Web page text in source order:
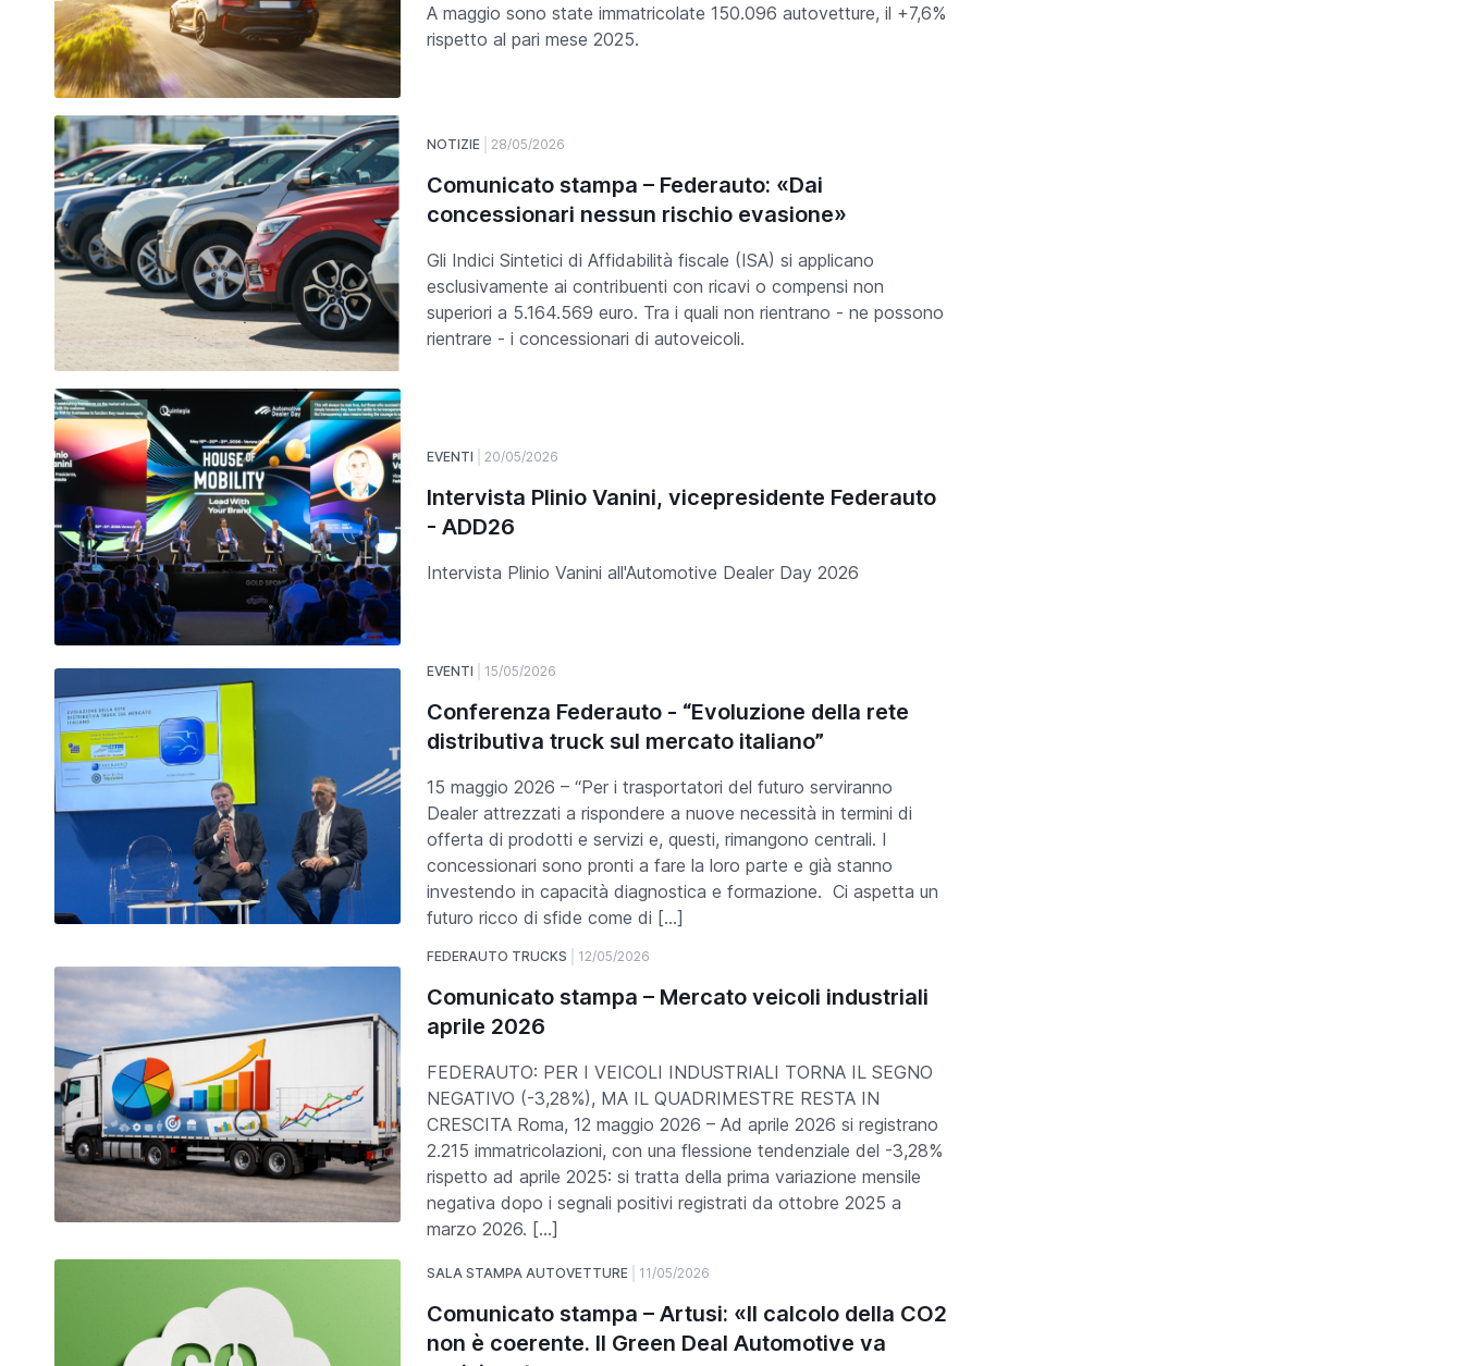
A maggio sono state immatricolate 150.096 autovetture, il +7,6%
rispetto al pari mese 2025.
NOTIZIE 28/05/2026
Comunicato stampa – Federauto: «Dai
concessionari nessun rischio evasione»
Gli Indici Sintetici di Affidabilità fiscale (ISA) si applicano
esclusivamente ai contribuenti con ricavi o compensi non
superiori a 5.164.569 euro. Tra i quali non rientrano - ne possono
rientrare - i concessionari di autoveicoli.
EVENTI 20/05/2026
Intervista Plinio Vanini, vicepresidente Federauto
- ADD26
Intervista Plinio Vanini all'Automotive Dealer Day 2026
EVENTI 15/05/2026
Conferenza Federauto - “Evoluzione della rete
distributiva truck sul mercato italiano”
15 maggio 2026 – “Per i trasportatori del futuro serviranno
Dealer attrezzati a rispondere a nuove necessità in termini di
offerta di prodotti e servizi e, questi, rimangono centrali. I
concessionari sono pronti a fare la loro parte e già stanno
investendo in capacità diagnostica e formazione. Ci aspetta un
futuro ricco di sfide come di […]
FEDERAUTO TRUCKS 12/05/2026
Comunicato stampa – Mercato veicoli industriali
aprile 2026
FEDERAUTO: PER I VEICOLI INDUSTRIALI TORNA IL SEGNO
NEGATIVO (-3,28%), MA IL QUADRIMESTRE RESTA IN
CRESCITA Roma, 12 maggio 2026 – Ad aprile 2026 si registrano
2.215 immatricolazioni, con una flessione tendenziale del -3,28%
rispetto ad aprile 2025: si tratta della prima variazione mensile
negativa dopo i segnali positivi registrati da ottobre 2025 a
marzo 2026. […]
SALA STAMPA AUTOVETTURE 11/05/2026
Comunicato stampa – Artusi: «Il calcolo della CO2
non è coerente. Il Green Deal Automotive va